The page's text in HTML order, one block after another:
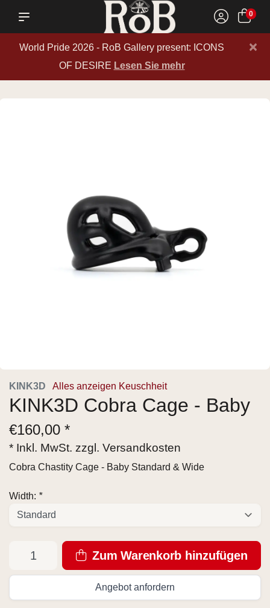
0
World Pride 2026 - RoB Gallery present: ICONS
OF DESIRE Lesen Sie mehr
×
KINK3D Alles anzeigen Keuschheit
KINK3D Cobra Cage - Baby
€160,00 *
* Inkl. MwSt. zzgl. Versandkosten
Cobra Chastity Cage - Baby Standard & Wide
Width: *
Zum Warenkorb hinzufügen
Angebot anfordern